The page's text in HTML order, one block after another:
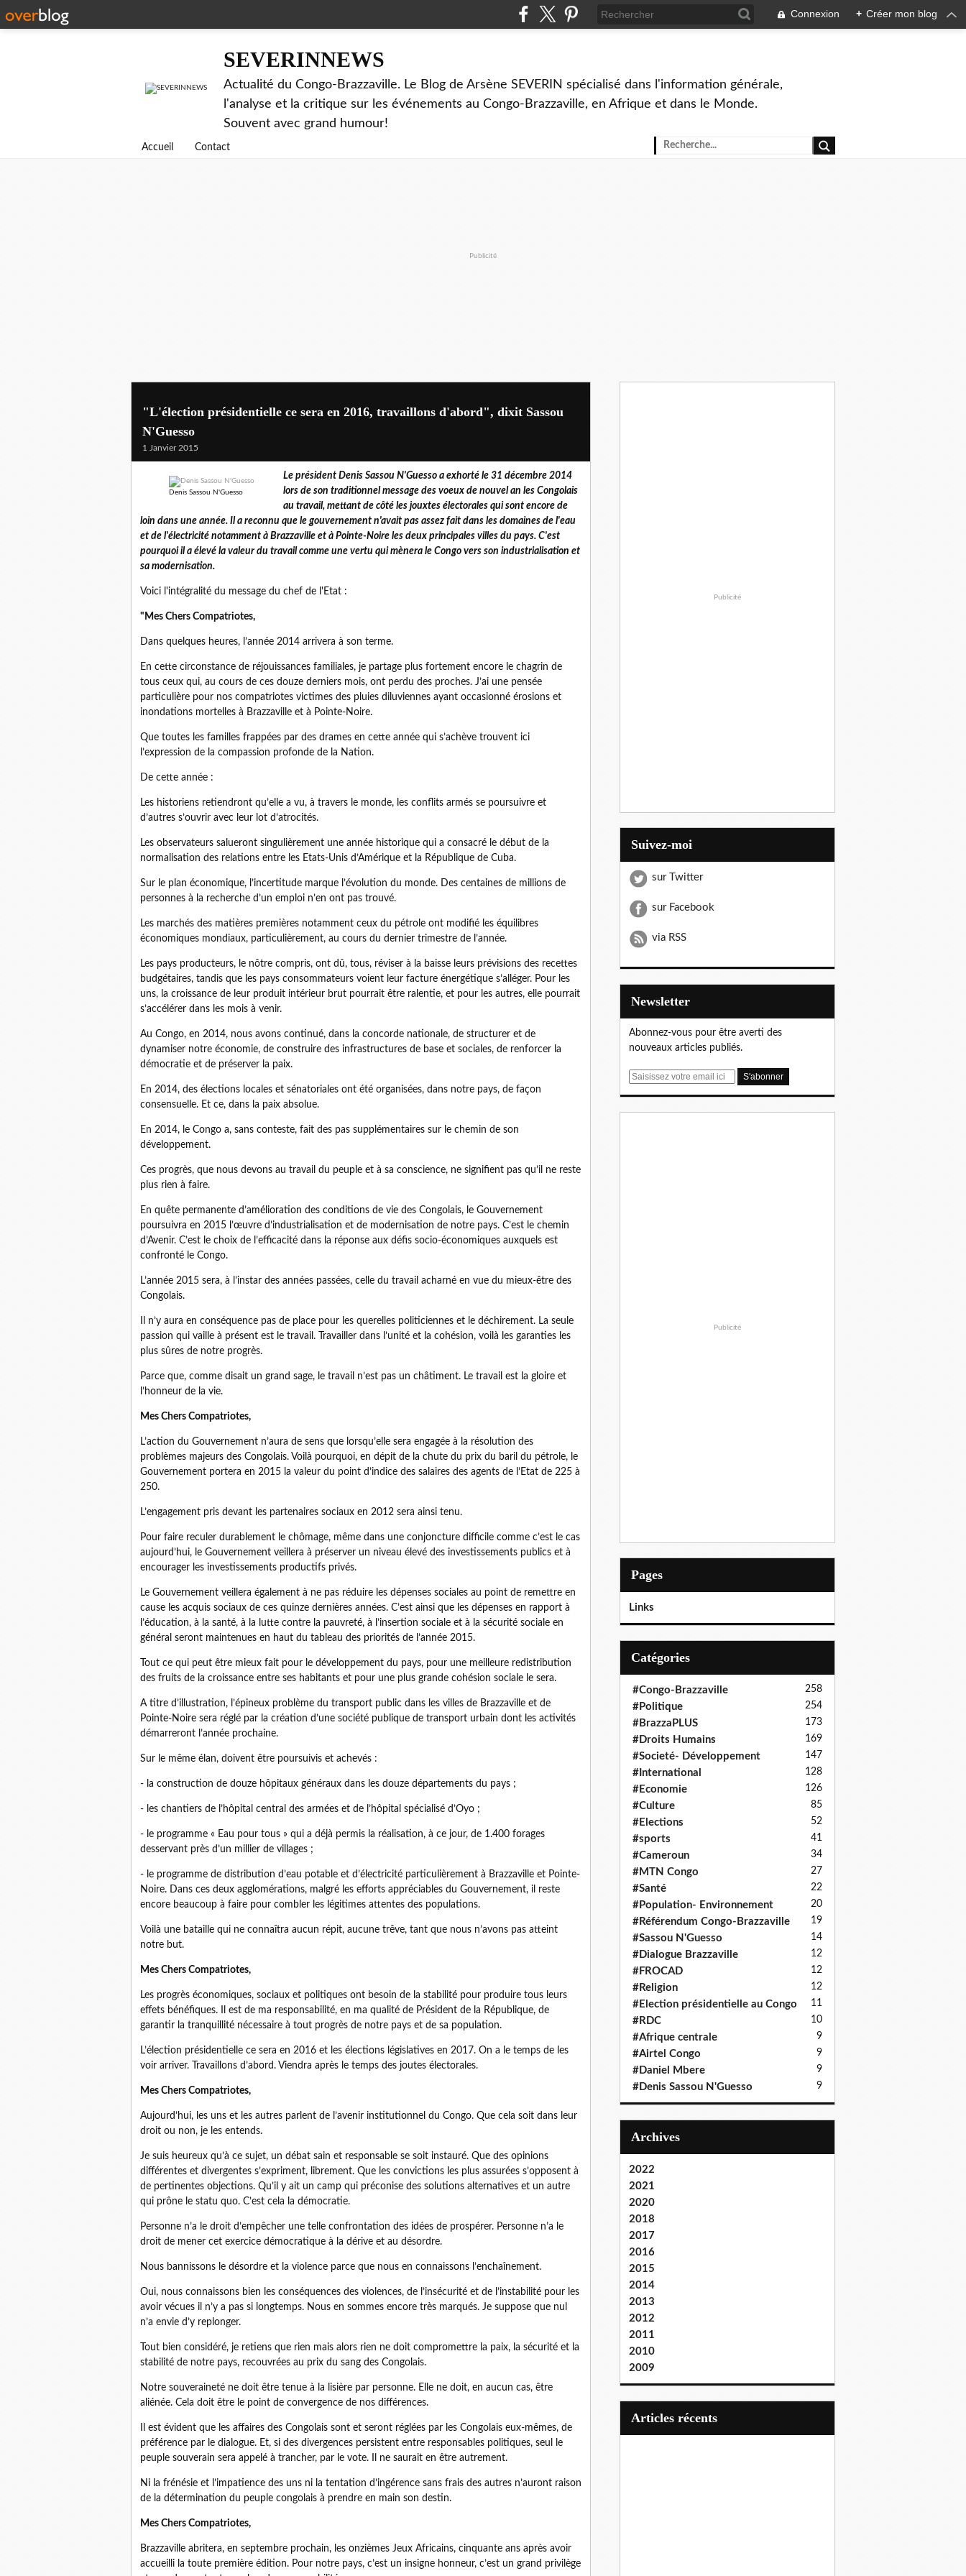
Connexion + Créer mon blog
SEVERINNEWS
Actualité du Congo-Brazzaville. Le Blog de Arsène SEVERIN spécialisé dans l'information générale,
l'analyse et la critique sur les événements au Congo-Brazzaville, en Afrique et dans le Monde.
Souvent avec grand humour!
Accueil Contact
Publicité
"L'élection présidentielle ce sera en 2016, travaillons d'abord", dixit Sassou
N'Guesso
1 Janvier 2015
Denis Sassou N'Guesso
Le président Denis Sassou N'Guesso a exhorté le 31 décembre 2014
lors de son traditionnel message des voeux de nouvel an les Congolais
au travail, mettant de côté les jouxtes électorales qui sont encore de
loin dans une année. Il a reconnu que le gouvernement n'avait pas assez fait dans les domaines de l'eau
et de l'électricité notamment à Brazzaville et à Pointe-Noire les deux principales villes du pays. C'est
pourquoi il a élevé la valeur du travail comme une vertu qui mènera le Congo vers son industrialisation et
sa modernisation.
Voici l'intégralité du message du chef de l'Etat :
"Mes Chers Compatriotes,
Dans quelques heures, l’année 2014 arrivera à son terme.
En cette circonstance de réjouissances familiales, je partage plus fortement encore le chagrin de
tous ceux qui, au cours de ces douze derniers mois, ont perdu des proches. J’ai une pensée
particulière pour nos compatriotes victimes des pluies diluviennes ayant occasionné érosions et
inondations mortelles à Brazzaville et à Pointe-Noire.
Que toutes les familles frappées par des drames en cette année qui s’achève trouvent ici
l’expression de la compassion profonde de la Nation.
De cette année :
Les historiens retiendront qu’elle a vu, à travers le monde, les conflits armés se poursuivre et
d’autres s’ouvrir avec leur lot d’atrocités.
Les observateurs salueront singulièrement une année historique qui a consacré le début de la
normalisation des relations entre les Etats-Unis d’Amérique et la République de Cuba.
Sur le plan économique, l’incertitude marque l’évolution du monde. Des centaines de millions de
personnes à la recherche d’un emploi n’en ont pas trouvé.
Les marchés des matières premières notamment ceux du pétrole ont modifié les équilibres
économiques mondiaux, particulièrement, au cours du dernier trimestre de l’année.
Les pays producteurs, le nôtre compris, ont dû, tous, réviser à la baisse leurs prévisions des recettes
budgétaires, tandis que les pays consommateurs voient leur facture énergétique s’alléger. Pour les
uns, la croissance de leur produit intérieur brut pourrait être ralentie, et pour les autres, elle pourrait
s’accélérer dans les mois à venir.
Au Congo, en 2014, nous avons continué, dans la concorde nationale, de structurer et de
dynamiser notre économie, de construire des infrastructures de base et sociales, de renforcer la
démocratie et de préserver la paix.
En 2014, des élections locales et sénatoriales ont été organisées, dans notre pays, de façon
consensuelle. Et ce, dans la paix absolue.
En 2014, le Congo a, sans conteste, fait des pas supplémentaires sur le chemin de son
développement.
Ces progrès, que nous devons au travail du peuple et à sa conscience, ne signifient pas qu’il ne reste
plus rien à faire.
En quête permanente d’amélioration des conditions de vie des Congolais, le Gouvernement
poursuivra en 2015 l’œuvre d’industrialisation et de modernisation de notre pays. C’est le chemin
d’Avenir. C’est le choix de l’efficacité dans la réponse aux défis socio-économiques auxquels est
confronté le Congo.
L’année 2015 sera, à l’instar des années passées, celle du travail acharné en vue du mieux-être des
Congolais.
Il n’y aura en conséquence pas de place pour les querelles politiciennes et le déchirement. La seule
passion qui vaille à présent est le travail. Travailler dans l’unité et la cohésion, voilà les garanties les
plus sûres de notre progrès.
Parce que, comme disait un grand sage, le travail n’est pas un châtiment. Le travail est la gloire et
l’honneur de la vie.
Mes Chers Compatriotes,
L’action du Gouvernement n’aura de sens que lorsqu’elle sera engagée à la résolution des
problèmes majeurs des Congolais. Voilà pourquoi, en dépit de la chute du prix du baril du pétrole, le
Gouvernement portera en 2015 la valeur du point d’indice des salaires des agents de l’Etat de 225 à
250.
L’engagement pris devant les partenaires sociaux en 2012 sera ainsi tenu.
Pour faire reculer durablement le chômage, même dans une conjoncture difficile comme c’est le cas
aujourd’hui, le Gouvernement veillera à préserver un niveau élevé des investissements publics et à
encourager les investissements productifs privés.
Le Gouvernement veillera également à ne pas réduire les dépenses sociales au point de remettre en
cause les acquis sociaux de ces quinze dernières années. C’est ainsi que les dépenses en rapport à
l’éducation, à la santé, à la lutte contre la pauvreté, à l’insertion sociale et à la sécurité sociale en
général seront maintenues en haut du tableau des priorités de l’année 2015.
Tout ce qui peut être mieux fait pour le développement du pays, pour une meilleure redistribution
des fruits de la croissance entre ses habitants et pour une plus grande cohésion sociale le sera.
A titre d’illustration, l’épineux problème du transport public dans les villes de Brazzaville et de
Pointe-Noire sera réglé par la création d’une société publique de transport urbain dont les activités
démarreront l’année prochaine.
Sur le même élan, doivent être poursuivis et achevés :
- la construction de douze hôpitaux généraux dans les douze départements du pays ;
- les chantiers de l’hôpital central des armées et de l’hôpital spécialisé d’Oyo ;
- le programme « Eau pour tous » qui a déjà permis la réalisation, à ce jour, de 1.400 forages
desservant près d’un millier de villages ;
- le programme de distribution d’eau potable et d’électricité particulièrement à Brazzaville et Pointe-
Noire. Dans ces deux agglomérations, malgré les efforts appréciables du Gouvernement, il reste
encore beaucoup à faire pour combler les légitimes attentes des populations.
Voilà une bataille qui ne connaîtra aucun répit, aucune trêve, tant que nous n’avons pas atteint
notre but.
Mes Chers Compatriotes,
Les progrès économiques, sociaux et politiques ont besoin de la stabilité pour produire tous leurs
effets bénéfiques. Il est de ma responsabilité, en ma qualité de Président de la République, de
garantir la tranquillité nécessaire à tout progrès de notre pays et de sa population.
L’élection présidentielle ce sera en 2016 et les élections législatives en 2017. On a le temps de les
voir arriver. Travaillons d’abord. Viendra après le temps des joutes électorales.
Mes Chers Compatriotes,
Aujourd’hui, les uns et les autres parlent de l’avenir institutionnel du Congo. Que cela soit dans leur
droit ou non, je les entends.
Je suis heureux qu’à ce sujet, un débat sain et responsable se soit instauré. Que des opinions
différentes et divergentes s’expriment, librement. Que les convictions les plus assurées s’opposent à
de pertinentes objections. Qu’il y ait un camp qui préconise des solutions alternatives et un autre
qui prône le statu quo. C’est cela la démocratie.
Personne n’a le droit d’empêcher une telle confrontation des idées de prospérer. Personne n’a le
droit de mener cet exercice démocratique à la dérive et au désordre.
Nous bannissons le désordre et la violence parce que nous en connaissons l’enchaînement.
Oui, nous connaissons bien les conséquences des violences, de l’insécurité et de l’instabilité pour les
avoir vécues il n’y a pas si longtemps. Nous en sommes encore très marqués. Je suppose que nul
n’a envie d’y replonger.
Tout bien considéré, je retiens que rien mais alors rien ne doit compromettre la paix, la sécurité et la
stabilité de notre pays, recouvrées au prix du sang des Congolais.
Notre souveraineté ne doit être tenue à la lisière par personne. Elle ne doit, en aucun cas, être
aliénée. Cela doit être le point de convergence de nos différences.
Il est évident que les affaires des Congolais sont et seront réglées par les Congolais eux-mêmes, de
préférence par le dialogue. Et, si des divergences persistent entre responsables politiques, seul le
peuple souverain sera appelé à trancher, par le vote. Il ne saurait en être autrement.
Ni la frénésie et l’impatience des uns ni la tentation d’ingérence sans frais des autres n’auront raison
de la détermination du peuple congolais à prendre en main son destin.
Mes Chers Compatriotes,
Brazzaville abritera, en septembre prochain, les onzièmes Jeux Africains, cinquante ans après avoir
accueilli la toute première édition. Pour notre pays, c’est un insigne honneur, c’est un grand privilège
Publicité
Suivez-moi
sur Twitter
sur Facebook
via RSS
Newsletter
Abonnez-vous pour être averti des
nouveaux articles publiés.
E
Publicité
Pages
Links
Catégories
#Congo-Brazzaville 258
#Politique 254
#BrazzaPLUS 173
#Droits Humains 169
#Societé- Développement 147
#International 128
#Economie 126
#Culture 85
#Elections 52
#sports 41
#Cameroun 34
#MTN Congo 27
#Santé 22
#Population- Environnement 20
#Référendum Congo-Brazzaville 19
#Sassou N'Guesso 14
#Dialogue Brazzaville 12
#FROCAD 12
#Religion 12
#Election présidentielle au Congo 11
#RDC 10
#Afrique centrale 9
#Airtel Congo 9
#Daniel Mbere 9
#Denis Sassou N'Guesso 9
Archives
2022
2021
2020
2018
2017
2016
2015
2014
2013
2012
2011
2010
2009
articles récents